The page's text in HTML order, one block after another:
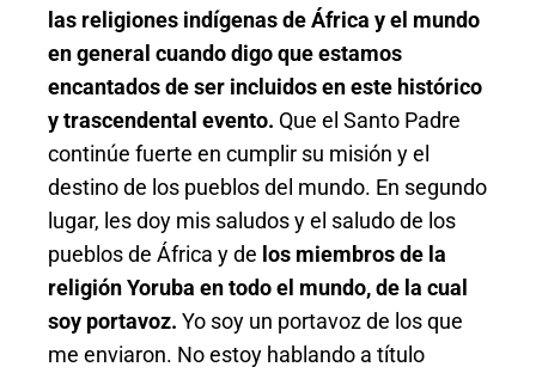
las religiones indígenas de África y el mundo
en general cuando digo que estamos
encantados de ser incluidos en este histórico
y trascendental evento. Que el Santo Padre
continúe fuerte en cumplir su misión y el
destino de los pueblos del mundo. En segundo
lugar, les doy mis saludos y el saludo de los
pueblos de África y de los miembros de la
religión Yoruba en todo el mundo, de la cual
soy portavoz. Yo soy un portavoz de los que
me enviaron. No estoy hablando a título